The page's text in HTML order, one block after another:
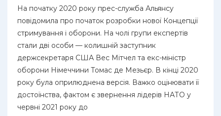
На початку 2020 року прес-служба Альянсу
повідомила про початок розробки нової Концепції
стримування і оборони. На чолі групи експертів
стали дві особи — колишній заступник
держсекретаря США Вес Мітчел та екс-міністр
оборони Німеччини Томас де Мезьєр. В кінці 2020
року була оприлюднена версія. Важко оцінювати її
достоїнства, фактом є звернення лідерів НАТО у
червні 2021 року до